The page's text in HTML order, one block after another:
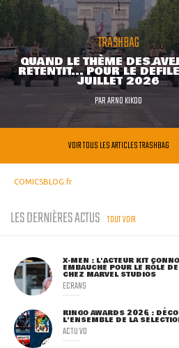
TRASHBAG
QUAND LE THÈME DES
RETENTIT... POUR LE
JUILLET 2026
PARARNO KIKOO
VOIR TOUS LES ARTICLES TRASHBAG
COMICSBLOG.fr
LES DERNIÈRES ACTUS TOUT VOIR
X-MEN : L'ACTEUR KIT
EMBAUCHÉ POUR LE RÔLE
CHEZ MARVEL STUDIOS
ECRANS
RINGO AWARDS 2026 :
L'ENSEMBLE DE LA
ACTU VO